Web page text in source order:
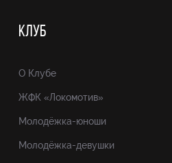
КЛУБ
О Клубе
ЖФК «Локомотив»
Молодёжка-юноши
Молодёжка-девушки